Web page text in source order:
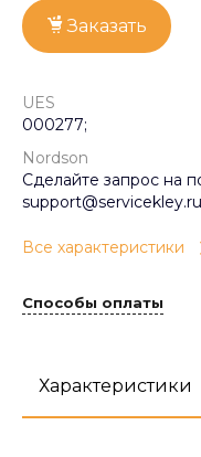
Заказать
UES
000277;
Nordson
Сделайте запрос на
Все характеристики
Способы оплаты
Характеристики